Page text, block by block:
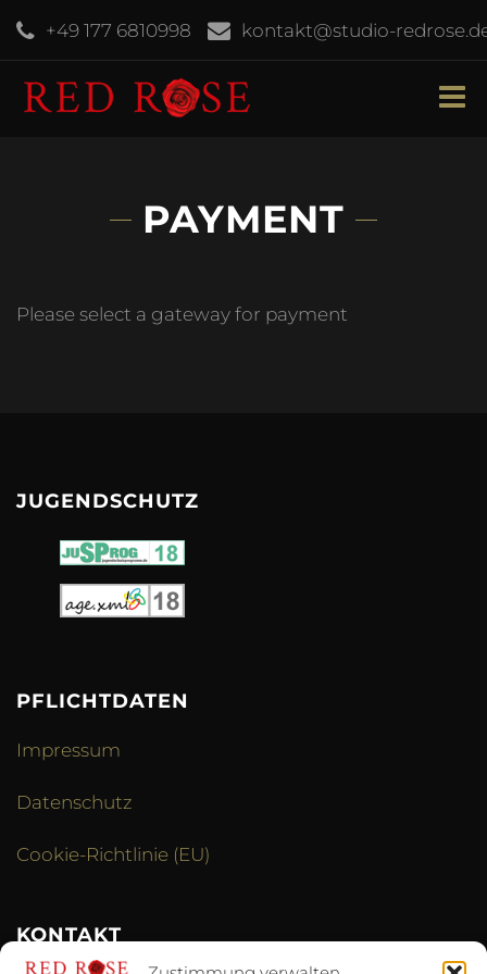
+49 177 6810998 kontakt@studio-
PAYMENT
Please select a gateway for payment
JUGENDSCHUTZ
PFLICHTDATEN
Impressum
Datenschutz
Cookie-Richtlinie (EU)
KONTAKT